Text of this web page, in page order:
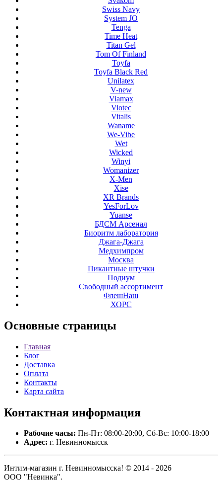
Swiss Navy
System JO
Tenga
Time Heat
Titan Gel
Tom Of Finland
Toyfa
Toyfa Black Red
Unilatex
V-new
Viamax
Viotec
Vitalis
Waname
We-Vibe
Wet
Wicked
Winyi
Womanizer
X-Men
Xise
XR Brands
YesForLov
Yuanse
БДСМ Арсенал
Биоритм лаборатория
Джага-Джага
Медхимпром
Москва
Пикантные штучки
Подиум
Свободный ассортимент
ФлешНаш
ХОРС
Основные страницы
Главная
Блог
Доставка
Оплата
Контакты
Карта сайта
Контактная информация
Рабочие часы: Пн-Пт: 08:00-20:00, Сб-Вс: 10:00-18:00
Адрес: г. Невинномысск
Интим-магазин г. Невинномысска! © 2014 - 2026
ООО "Невинка".